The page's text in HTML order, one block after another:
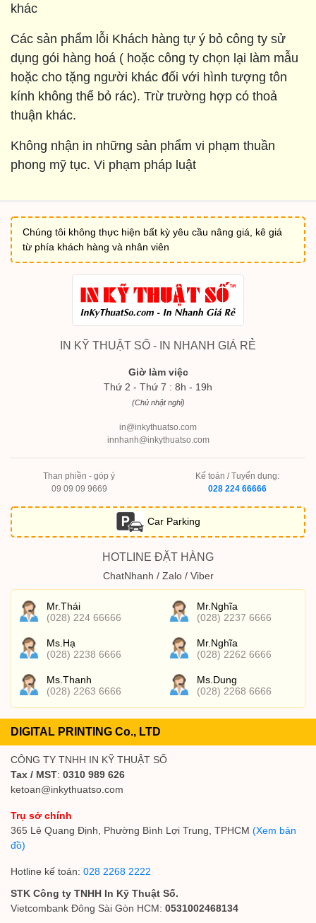
khác
Các sản phẩm lỗi Khách hàng tự ý bỏ công ty sử
dụng gói hàng hoá ( hoặc công ty chọn lại làm mẫu
hoặc cho tặng người khác đối với hình tượng tôn
kính không thể bỏ rác). Trừ trường hợp có thoả
thuận khác.
Không nhận in những sản phẩm vi phạm thuần
phong mỹ tục. Vi phạm pháp luật
Chúng tôi không thực hiện bất kỳ yêu cầu nâng giá, kê giá
từ phía khách hàng và nhân viên
IN KỸ THUẬT SỐ - IN NHANH GIÁ RẺ
Giờ làm việc
Thứ 2 - Thứ 7 : 8h - 19h
(Chủ nhật nghỉ)
in@inkythuatso.com
innhanh@inkythuatso.com
Than phiền - góp ý
09 09 09 9669
Kế toán / Tuyển dụng:
028 224 66666
Car Parking
HOTLINE ĐẶT HÀNG
ChatNhanh / Zalo / Viber
Mr.Thái
(028) 224 66666
Mr.Nghĩa
(028) 2237 6666
Ms.Hạ
(028) 2238 6666
Mr.Nghĩa
(028) 2262 6666
Ms.Thanh
(028) 2263 6666
Ms.Dung
(028) 2268 6666
DIGITAL PRINTING Co., LTD
CÔNG TY TNHH IN KỸ THUẬT SỐ
Tax / MST: 0310 989 626
ketoan@inkythuatso.com
Trụ sở chính
365 Lê Quang Định, Phường Bình Lợi Trung, TPHCM (Xem bản
đồ)
Hotline kế toán: 028 2268 2222
STK Công ty TNHH In Kỹ Thuật Số.
Vietcombank Đông Sài Gòn HCM: 0531002468134